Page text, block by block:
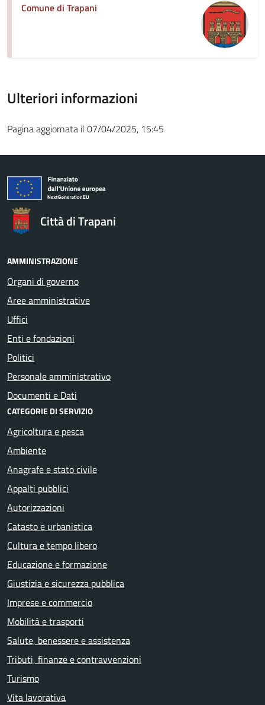
Comune di Trapani
Ulteriori informazioni
Pagina aggiornata il 07/04/2025, 15:45
Città di Trapani
AMMINISTRAZIONE
Organi di governo
Aree amministrative
Uffici
Enti e fondazioni
Politici
Personale amministrativo
Documenti e Dati
CATEGORIE DI SERVIZIO
Agricoltura e pesca
Ambiente
Anagrafe e stato civile
Appalti pubblici
Autorizzazioni
Catasto e urbanistica
Cultura e tempo libero
Educazione e formazione
Giustizia e sicurezza pubblica
Imprese e commercio
Mobilità e trasporti
Salute, benessere e assistenza
Tributi, finanze e contravvenzioni
Turismo
Vita lavorativa